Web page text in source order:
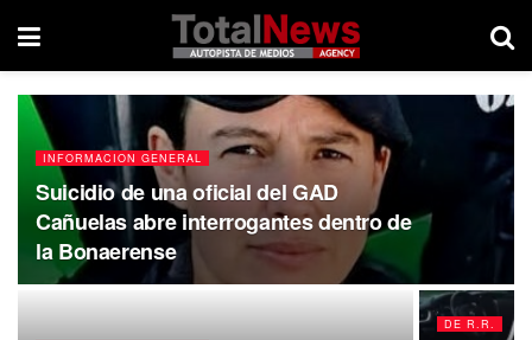
INFORMACION GENERAL
Suicidio de una oficial del GAD
Cañuelas abre interrogantes dentro de
la Bonaerense
DE R.R.